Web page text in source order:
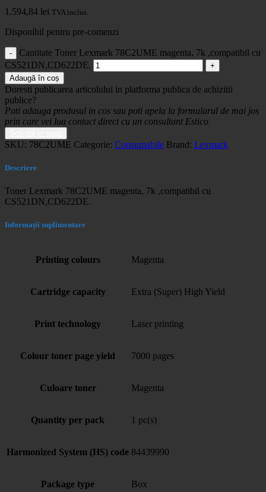
1.594,84 lei TVA inclus.
Disponibil pentru pre-comenzi
Cantitate Toner Lexmark 78C2UME magenta, 7k ,compatibil cu
CS521DN,CD622DE.
Adaugă în coș
Doresti publicarea articolului in platforma publica de achizitii
publice?
Poti adauga produsul in cos sau poti apela la formularul de mai jos
prin care vei lua contact direct cu un consultant Estico
SKU: 78C2UME Categorie: Consumabile Brand: Lexmark
Descriere
Toner Lexmark 78C2UME magenta, 7k ,compatibil cu
CS521DN,CD622DE.
Informații suplimentare
Printing colours Magenta
Cartridge capacity Extra (Super) High Yield
Print technology Laser printing
Colour toner page yield 7000 pages
Culoare toner Magenta
Quantity per pack 1 pc(s)
Harmonized System (HS) code 84439990
Package type Box